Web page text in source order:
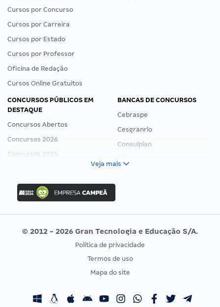
Cursos por Concurso
Cursos por Carreira
Cursos por Estado
Cursos por Professor
Oficina de Redação
Cursos Online Gratuitos
CONCURSOS PÚBLICOS EM
DESTAQUE
Concursos Abertos
Concursos 2026
Concursos 2025
Concurso Ibama
Concurso MPU
Editais publicados
BANCAS DE CONCURSOS
Cebraspe
Cesgranrio
Consulplan
Vunesp
CONCURSOS POR PROFISSÃO
Concursos Fiscais
EXAME DE ORDEM
Calendário OAB
Veja mais
© 2012 - 2026 Gran Tecnologia e Educação S/A.
Política de privacidade
Termos de uso
Mapa do site